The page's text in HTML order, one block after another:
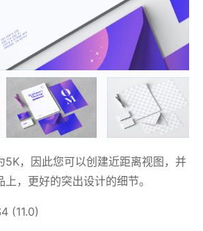
5K，因此您可以创建近距离视图，并
，更好的突出设计的细节。
(11.0)